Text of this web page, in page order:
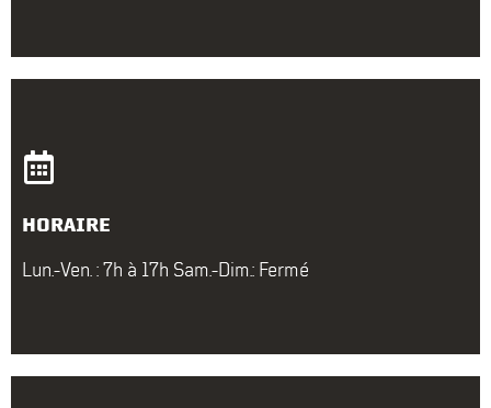
HORAIRE
Lun.-Ven. : 7h à 17h Sam.-Dim.: Fermé